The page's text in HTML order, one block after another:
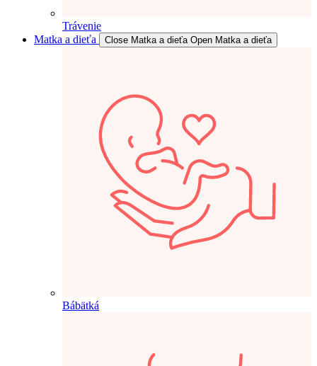
Trávenie
Matka a dieťa
Close Matka a dieťa Open Matka a dieťa
Bábätká